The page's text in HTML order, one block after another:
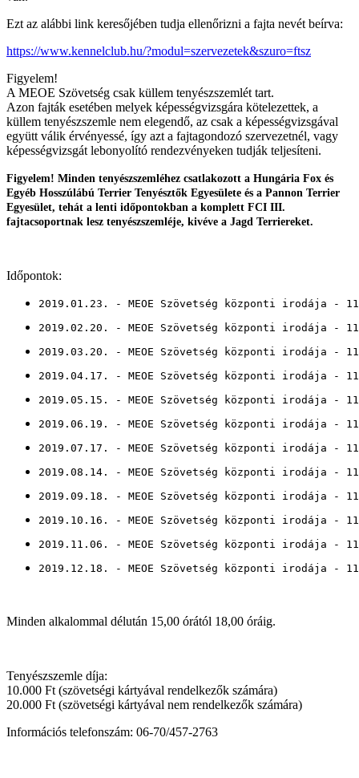
Ezt az alábbi link keresőjében tudja ellenőrizni a fajta nevét beírva:
https://www.kennelclub.hu/?modul=szervezetek&szuro=ftsz
Figyelem!
A MEOE Szövetség csak küllem tenyészszemlét tart.
Azon fajták esetében melyek képességvizsgára kötelezettek, a
küllem tenyészszemle nem elegendő, az csak a képességvizsgával
együtt válik érvényessé, így azt a fajtagondozó szervezetnél, vagy
képességvizsgát lebonyolító rendezvényeken tudják teljesíteni.
Figyelem! Minden tenyészszemléhez csatlakozott a Hungária Fox és
Egyéb Hosszúlábú Terrier Tenyésztők Egyesülete és a Pannon Terrier
Egyesület, tehát a lenti időpontokban a komplett FCI III.
fajtacsoportnak lesz tenyészszemléje, kivéve a Jagd Terriereket.
Időpontok:
2019.01.23. - MEOE Szövetség központi irodája -
2019.02.20. - MEOE Szövetség központi irodája -
2019.03.20. - MEOE Szövetség központi irodája -
2019.04.17. - MEOE Szövetség központi irodája -
2019.05.15. - MEOE Szövetség központi irodája -
2019.06.19. - MEOE Szövetség központi irodája -
2019.07.17. - MEOE Szövetség központi irodája -
2019.08.14. - MEOE Szövetség központi irodája -
2019.09.18. - MEOE Szövetség központi irodája -
2019.10.16. - MEOE Szövetség központi irodája -
2019.11.06. - MEOE Szövetség központi irodája -
2019.12.18. - MEOE Szövetség központi irodája -
Minden alkalommal délután 15,00 órától 18,00 óráig.
Tenyészszemle díja:
10.000 Ft (szövetségi kártyával rendelkezők számára)
20.000 Ft (szövetségi kártyával nem rendelkezők számára)
Információs telefonszám: 06-70/457-2763